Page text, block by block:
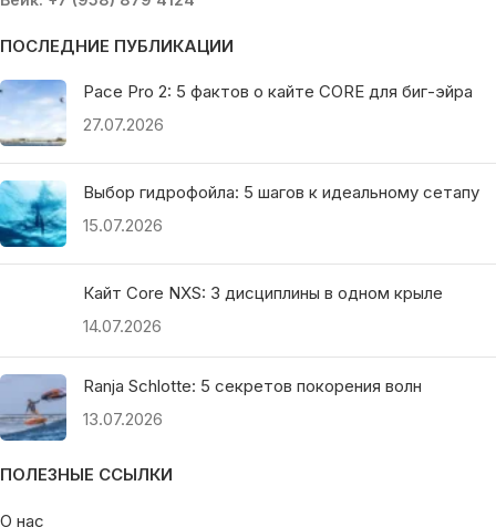
ПОСЛЕДНИЕ ПУБЛИКАЦИИ
Pace Pro 2: 5 фактов о кайте CORE для биг-эйра
27.07.2026
Выбор гидрофойла: 5 шагов к идеальному сетапу
15.07.2026
Кайт Core NXS: 3 дисциплины в одном крыле
14.07.2026
Ranja Schlotte: 5 секретов покорения волн
13.07.2026
ПОЛЕЗНЫЕ ССЫЛКИ
О нас
Наши преимущества